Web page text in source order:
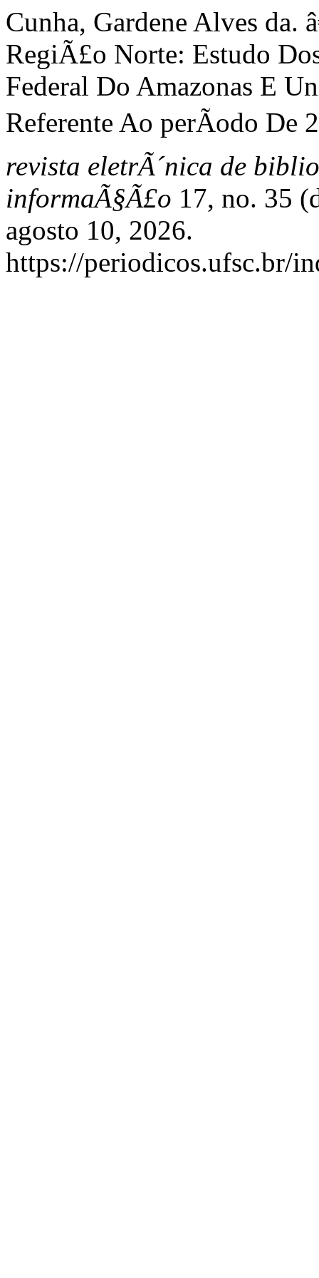
Cunha, Gardene Alves
RegiÃ£o Norte: Estudo
Federal Do Amazonas E
Referente Ao perÃ­odo De
revista eletrÃ´nica de
informaÃ§Ã£o 17, no. 35
agosto 10, 2026.
https://periodicos.ufsc.br/